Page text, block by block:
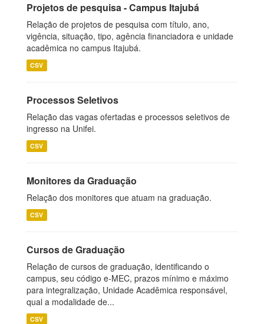
Projetos de pesquisa - Campus Itajubá
Relação de projetos de pesquisa com título, ano,
vigência, situação, tipo, agência financiadora e unidade
acadêmica no campus Itajubá.
CSV
Processos Seletivos
Relação das vagas ofertadas e processos seletivos de
ingresso na Unifei.
CSV
Monitores da Graduação
Relação dos monitores que atuam na graduação.
CSV
Cursos de Graduação
Relação de cursos de graduação, identificando o
campus, seu código e-MEC, prazos mínimo e máximo
para integralização, Unidade Acadêmica responsável,
qual a modalidade de...
CSV